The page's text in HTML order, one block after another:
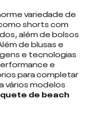
variedade de
shortscom
além de bolsos
deblusas e
e tecnologias
e
para completar
vários modelos
de beach